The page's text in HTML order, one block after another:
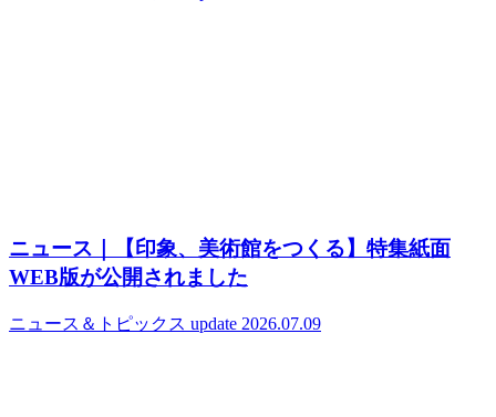
ニュース｜【印象、美術館をつくる】特集紙面
WEB版が公開されました
ニュース＆トピックス update 2026.07.09